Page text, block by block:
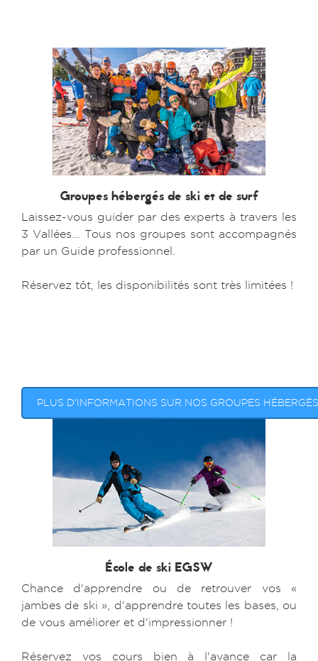
Groupes hébergés de ski et de surf
Laissez-vous guider par des experts à travers les
3 Vallées... Tous nos groupes sont accompagnés
par un Guide professionnel.
Réservez tôt, les disponibilités sont très limitées !
PLUS D'INFORMATIONS SUR NOS GROUPES HÉBERGÉS
École de ski EGSW
Chance d'apprendre ou de retrouver vos «
jambes de ski », d'apprendre toutes les bases, ou
de vous améliorer et d'impressionner !
Réservez vos cours bien à l'avance car la